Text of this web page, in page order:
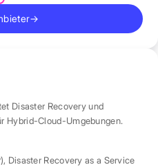
→
Disaster Recovery und
Hybrid-Cloud-Umgebungen.
, Disaster Recovery as a Service